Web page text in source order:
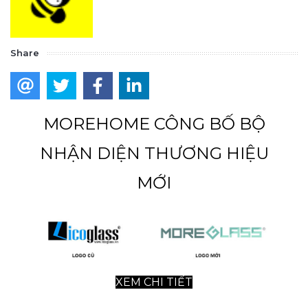
Share
MOREHOME CÔNG BỐ BỘ
NHẬN DIỆN THƯƠNG HIỆU
MỚI
XEM CHI TIẾT